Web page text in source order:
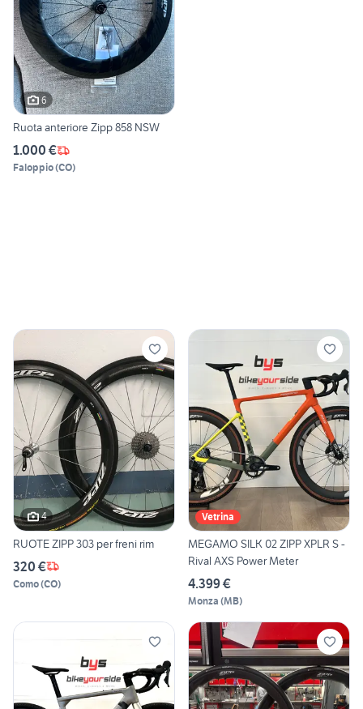
6
Ruota anteriore Zipp 858 NSW
1.000 €
Faloppio(CO)
4
RUOTE ZIPP 303 per freni rim
320 €
Como(CO)
Vetrina
MEGAMO SILK 02 ZIPP XPLR S -
Rival AXS Power Meter
4.399 €
Monza (MB)